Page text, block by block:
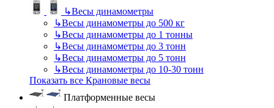
↳Весы динамометры
↳Весы динамометры до 500 кг
↳Весы динамометры до 1 тонны
↳Весы динамометры до 3 тонн
↳Весы динамометры до 5 тонн
↳Весы динамометры до 10-30 тонн
Показать все Крановые весы
Платформенные весы